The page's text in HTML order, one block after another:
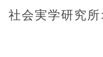
社会実学研究